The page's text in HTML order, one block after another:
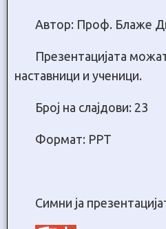
Автор: Проф. Блаже
Презентацијата
наставници и ученици.
Број на слајдови: 23
Формат: PPT
Симни ја